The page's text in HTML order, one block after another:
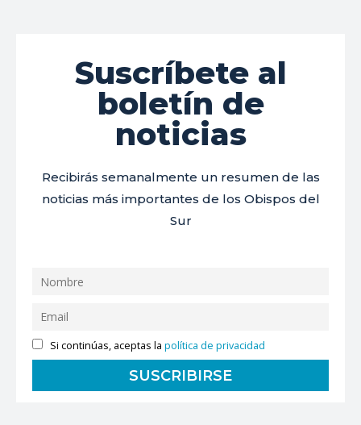
Suscríbete al
boletín de
noticias
Recibirás semanalmente un resumen de las
noticias más importantes de los Obispos del
Sur
Si continúas, aceptas lapolítica de privacidad